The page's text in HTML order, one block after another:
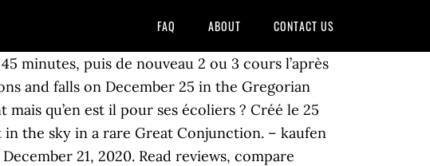
FAQ ABOUT CONTACT US
many observances in Japan during the year 2020 Je sais que la rentrée scolaire a lieu en avril au Japon. Enjoy the videos and music you love, upload original content, and share it all with friends, family, and the world on YouTube. Bonjour à tous les Kanpai chan!. Schulferien Deutschland 2020. Population de la ville de Nantes : 284 970 habitants Code postal de la ville de Nantes : 44000, 44100, 44200, 44300 - Le départ en vacances a lieu après le dernier cours des jours indiqués, les élèves qui n'ont pas cours le samedi sont en vacances le vendredi soir. Jahreskalender 2020 mit den Feiertagen Luxemburg und Kalenderwochen. Privacy & Terms. Dates des vacances scolaires au Japon en avril 2020. En effet, les vacances entre deux années ne dépasse jamais plus de 30 jours. Le Calendrier Scolaire Officiel 2020-2021 Dates des Vacances Scolaires pour chaque Zone (A, B & C) : Toussaint, Noël, Février, Printemps & Été. Lycée français international de Kyoto Calendrier SCOLAIRE 2020- 2021 ADOPTE par le CE du LFI Tokyo du 4 FEVRIER 2020. Listed below are the major holidays in Japan. Concours d’entrée en 1ère année de Brevet de Technicien en Industrie (BTI) Centres CFPT / Senegal – Japon et lycée Technique Industriel Delafosse (Niveau BFEM / Sous réserve de l’obtention du BFEM) Ouverture des registres : Lundi 20 Janvier 2020; Clôture des registres : Vendredi 6 Mars 2020; Date du concours : Samedi 18 Avril 2020 Le système scolaire japonais est divisé en 6 années d'école primaire et 3-6 ans d'école secondaire. Vacances scolaires 2020 / 2021 Le départ en vacances a lieu après la classe, la reprise des cours le matin des jours indiqués. Vacances, jours fériés, jours non ouvrables et phase de lune pour l'année 2018 pour Japon et tous les autres pays et les régions. Lycée français international de Kyoto 京都国際フランス学園 411 Motoshinmeicho Tominokojidōri Gojo agaru Shimogyō-ku Kyoto 〒600-8065 Elle se divise en trois trimestres, avril à juillet, septembre à décembre, janvier à mars. Rentrée scolaire :Début avril 2014 2. Das Schuljahr beginnt am Dienstag, den 15. November 2020; die Weihnachtsferien beginnen am Samstag, den 19. > Calendrier scolaire. Vacances d’hiver :du 22 décembre a début janvier 4. Free Comic Book Day May 01, 2021. Please check with event organizers for details. Le Japon est classé 159 ème parmi les pays les moins cher au monde pour voyager (sur 215 pays présents dans la base de données). Retrouver sur cette page l’ensemble des dates de vacances scolaires pour le Japon. No holidays shown? LES ÉCOLES PRIVÉES MAROCAINES 2020-2021 Postuler. Des vacances de noël 2019. Pour en savoir plus sur le Japon, je vous conseille cet article. Juli 2021: die Allerheiligenferien beginnen am Samstag, den 31. Dates mars 2021 - février 2022. Ferien Deutschland 2020. 10 things you may not know about the December Solstice, the shortest day of the year in the Northern Hemisphere. Notre calendrier scolaire officiel 2019-2020 vous permet d’en savoir plus sur les dates de la rentrée scolaire 2019. You can expect to be given vacation time on these days. September 2020, und endet am Donnerstag, den 15. Autre point à soulever, les écoliers continuent d’aller à l’école même pendant les vacances scolaires, ils pratiquent à cette période du sport ou des activités culturelles. Calendrier de Vacances. Mardi 1 septembre 2020: Toussaint Fin des enseignements Reprise des enseignements: Vendredi 23 octobre 2020 (fin de journée) Lundi 2 novembre 2020 au matin: Buß- und Bettag: Mercredi 18 novembre 2020: Noël Fin des e